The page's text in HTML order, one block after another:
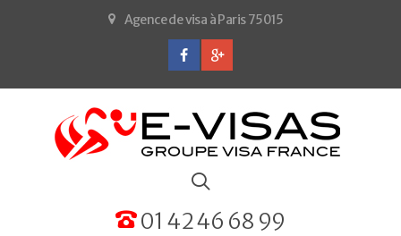
Agence de visa à Paris 75015
01 42 46 68 99